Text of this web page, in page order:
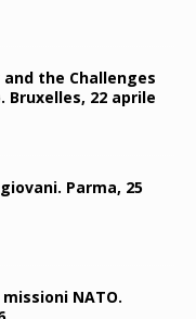
the Challenges
Bruxelles, 22 aprile
Parma, 25
NATO.